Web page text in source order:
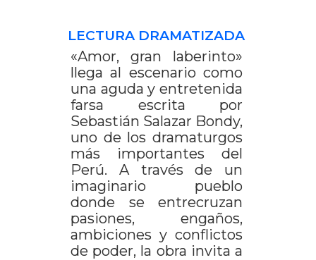
LECTURA DRAMATIZADA
«Amor, gran laberinto»
llega al escenario como
una aguda y entretenida
farsa escrita por
Sebastián Salazar Bondy,
uno de los dramaturgos
más importantes del
Perú. A través de un
imaginario pueblo
donde se entrecruzan
pasiones, engaños,
ambiciones y conflictos
de poder, la obra invita a